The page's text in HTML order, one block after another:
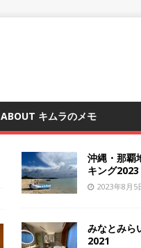
ABOUT キムラのメモ
沖縄・那覇
キング2023
2023年8月5
みなとみら
2021